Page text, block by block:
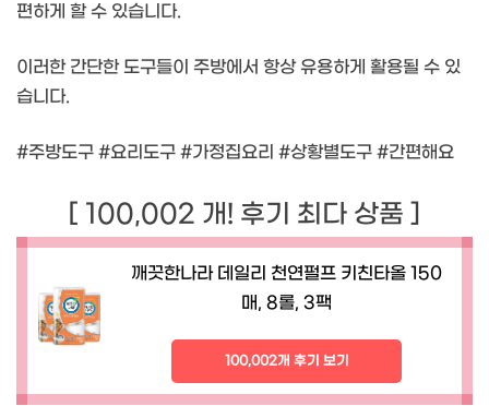
편하게 할 수 있습니다.
이러한 간단한 도구들이 주방에서 항상 유용하게 활용될 수 있
습니다.
#주방도구 #요리도구 #가정집요리 #상황별도구 #간편해요
[ 100,002 개! 후기 최다 상품 ]
깨끗한나라 데일리 천연펄프 키친타올 150
매, 8롤, 3팩
100,002개 후기 보기